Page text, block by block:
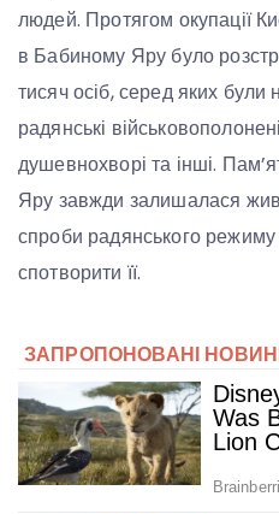
людей. Протягом окупації
в Бабиному Яру було
тисяч осіб, серед яких
радянські
душевнохворі та інші.
Яру завжди залишалася
спроби радянського
спотворити її.